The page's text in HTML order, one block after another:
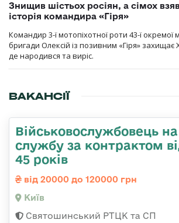
Знищив шістьох росіян, а сімох
історія командира «Гіря»
Командир 3-ї мотопіхотної роти 43-ї окремої
бригади Олексій із позивним «Гіря»
де народився та виріс.
ВАКАНСІЇ
Військовослужбовець на
службу за контрактом
45 років
від 20000 до 120000 грн
Київ
Святошинський РТЦК та СП